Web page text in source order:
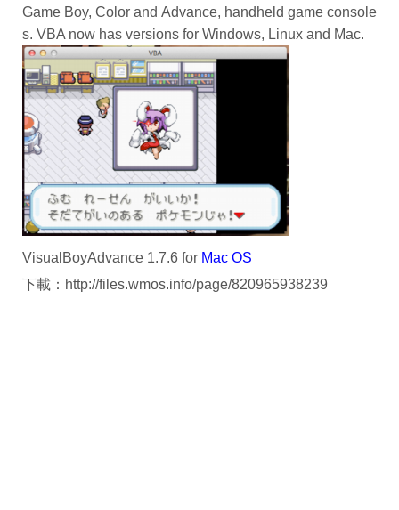
Game Boy, Color and Advance, handheld game console
s. VBA now has versions for Windows, Linux and Mac.
VisualBoyAdvance 1.7.6 for Mac OS
下載： http://files.wmos.info/page/820965938239